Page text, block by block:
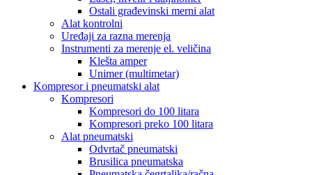
Ostali građevinski merni alat
Alat kontrolni
Uređaji za razna merenja
Instrumenti za merenje el. veličina
Klešta amper
Unimer (multimetar)
Kompresor i pneumatski alat
Kompresori
Kompresori do 100 litara
Kompresori preko 100 litara
Alat pneumatski
Odvrtač pneumatski
Brusilica pneumatska